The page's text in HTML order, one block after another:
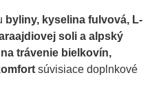
byliny, kyselina fulvová, L-
soli a alpský
na trávenie bielkovín,
súvisiace doplnkové